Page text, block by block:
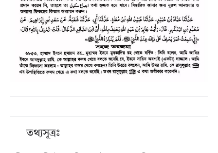
তথ্যসূত্রঃ